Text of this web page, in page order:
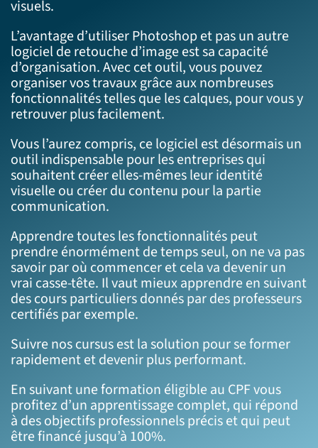
visuels.
L’avantage d’utiliser Photoshop et pas un autre
logiciel de retouche d’image est sa capacité
d’organisation. Avec cet outil, vous pouvez
organiser vos travaux grâce aux nombreuses
fonctionnalités telles que les calques, pour vous y
retrouver plus facilement.
Vous l’aurez compris, ce logiciel est désormais un
outil indispensable pour les entreprises qui
souhaitent créer elles-mêmes leur identité
visuelle ou créer du contenu pour la partie
communication.
Apprendre toutes les fonctionnalités peut
prendre énormément de temps seul, on ne va pas
savoir par où commencer et cela va devenir un
vrai casse-tête. Il vaut mieux apprendre en suivant
des cours particuliers donnés par des professeurs
certifiés par exemple.
Suivre nos cursus est la solution pour se former
rapidement et devenir plus performant.
En suivant uneformation éligible au CPFvous
profitez d’un apprentissage complet, qui répond
à des objectifs professionnels précis et qui peut
être financé jusqu’à 100%.